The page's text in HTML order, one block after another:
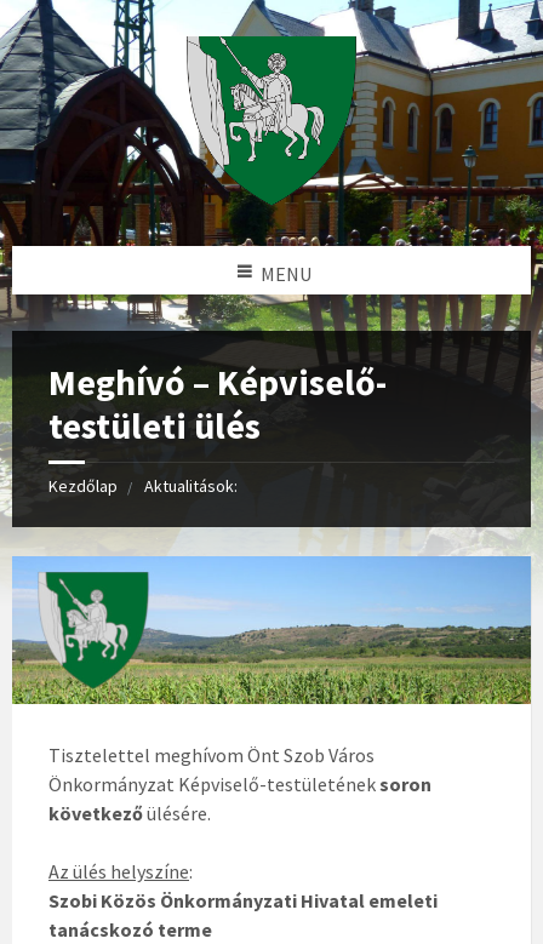
MENU
Meghívó – Képviselő-
testületi ülés
Kezdőlap Aktualitások:
Tisztelettel meghívom Önt Szob Város
Önkormányzat Képviselő-testületéneksoron
következőülésére.
Az ülés helyszíne:
Szobi Közös Önkormányzati Hivatal emeleti
tanácskozó terme